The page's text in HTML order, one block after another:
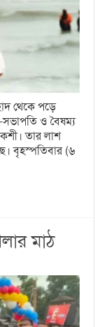
থেকে পড়ে
সভাপতি ও বৈষম্য
তার লাশ
বৃহস্পতিবার (৬
মাঠ